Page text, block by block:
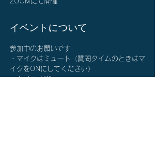
イベントについて
参加中のお願いです
・マイクはミュート（質問タイムのときはマ
イクをONにしてください）
・カメラはON